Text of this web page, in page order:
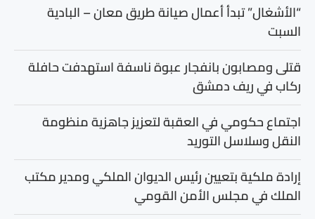
“الأشغال” تبدأ أعمال صيانة طريق معان – البادية
السبت
قتلى ومصابون بانفجار عبوة ناسفة استهدفت حافلة
ركاب في ريف دمشق
اجتماع حكومي في العقبة لتعزيز جاهزية منظومة
النقل وسلاسل التوريد
إرادة ملكية بتعيين رئيس الديوان الملكي ومدير مكتب
الملك في مجلس الأمن القومي